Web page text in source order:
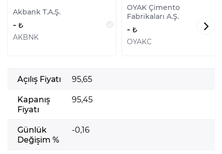
Akbank T.A.Ş.
-
AKBNK
OYAK Çimento
Fabrikaları A.Ş.
-
OYAKC
Açılış Fiyatı
95,65
Kapanış
Fiyatı
95,45
Günlük
Değişim %
-0,16